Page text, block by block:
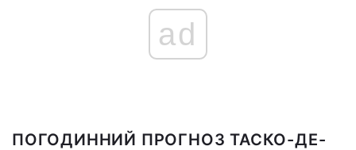
ad
ПОГОДИННИЙ ПРОГНОЗ ТАСКО-ДЕ-